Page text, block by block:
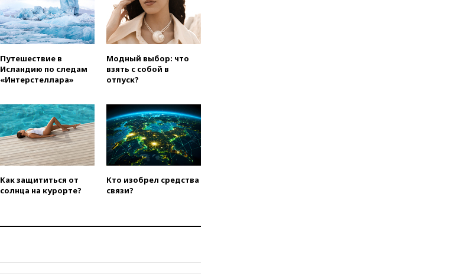
вчера, 20:20Суд США
постановил остановить
строительство бального зала в
Белом доме
вчера, 20:15 Сенат США
одобрил ужесточение
санкций против России и
вчера, 20:00СК возбудил дело
против журналистки Катерины
Гордеевой о фейках о ВС
России
вчера, 19:45ISU предоставил
нейтральный статус
фигуристкам Валиевой и
Трусовой
официальный визит в Сербию
Путешествие в
Исландию по следам
«Интерстеллара»
Модный выбор: что
взять с собой в
отпуск?
Как защититься от
солнца на курорте?
Кто изобрел средства
связи?